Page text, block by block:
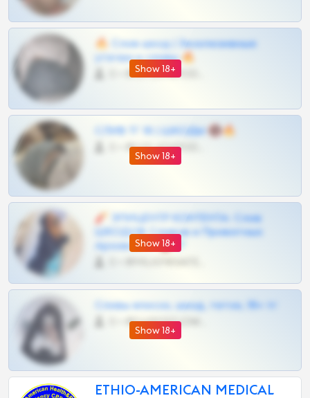
Show 18+
🔥 Слив шкод | Эксклюзивные
утечки и сливы 🔥
Show 18+
СЛИВ ТГ 18 | ШКОДЫ 🔞🔥
Show 18+
🧨 ЭПИЦЕНТР КОНТЕНТА: Слив
ШКОДОВ Сливов и Приватных
Архивов ТГ 🔞💎
Show 18+
Сливы вписок, шкод, теток, 18+ тг
ETHIO-AMERICAN MEDICAL